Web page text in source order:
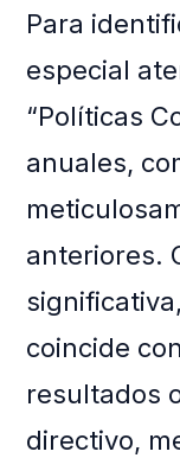
Para
especial
“Políticas
anuales,
anteriores.
coincide
resultados
directivo,